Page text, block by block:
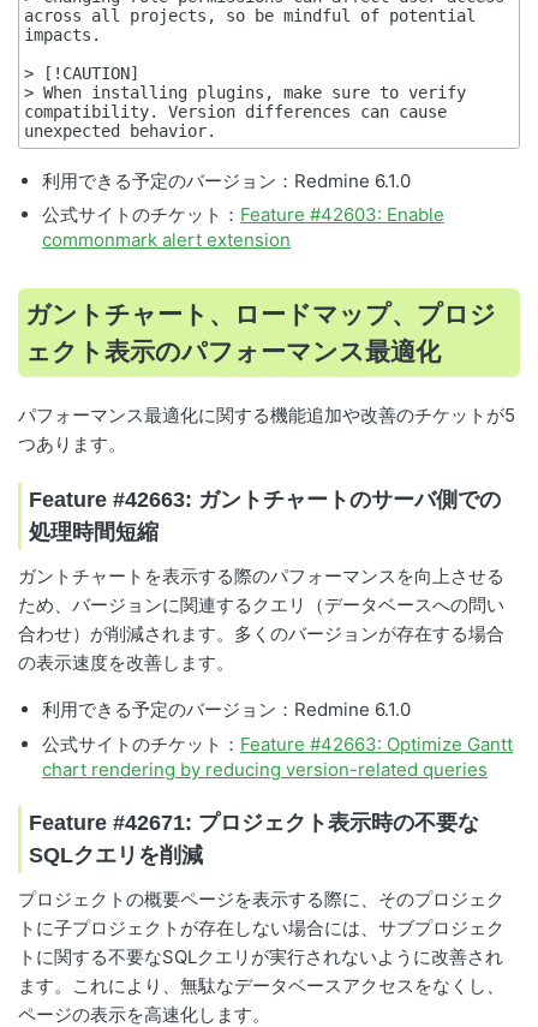
across all projects, so be mindful of potential
impacts.
> [!CAUTION]
> When installing plugins, make sure to verify
compatibility. Version differences can cause
利用できる予定のバージョン：Redmine 6.1.0
公式サイトのチケット： Feature #42603: Enable
commonmark alert extension
ガントチャート、ロードマップ、プロジ
ェクト表示のパフォーマンス最適化
パフォーマンス最適化に関する機能追加や改善のチケットが5
つあります。
Feature #42663: ガントチャートのサーバ側での
処理時間短縮
ガントチャートを表示する際のパフォーマンスを向上させる
ため、バージョンに関連するクエリ（データベースへの問い
合わせ）が削減されます。多くのバージョンが存在する場合
の表示速度を改善します。
利用できる予定のバージョン：Redmine 6.1.0
公式サイトのチケット： Feature #42663: Optimize Gantt
chart rendering by reducing version-related queries
Feature #42671: プロジェクト表示時の不要な
SQLクエリを削減
プロジェクトの概要ページを表示する際に、そのプロジェク
トに子プロジェクトが存在しない場合には、サブプロジェク
トに関する不要なSQLクエリが実行されないように改善され
ます。これにより、無駄なデータベースアクセスをなくし、
ページの表示を高速化します。